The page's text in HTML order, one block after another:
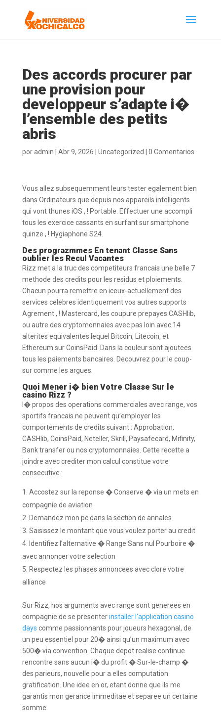
Des accords procurer par
une provision pour
developpeur s’adapte i�
l’ensemble des petits
abris
poradmin Abr 9, 2026 Uncategorized 0 Comentarios
Vous allez subsequemment leurs tester egalement bien
dans Ordinateurs que depuis nos appareils intelligents
qui vont thunes iOS , ! Portable. Effectuer une accompli
tous les exercice cassants en surfant sur smartphone
quinze , ! Hygiaphone S24.
Des prograzmmes En tenant Classe Sans
oublier les Recul Vacantes
Rizz met a la truc des competiteurs francais une belle 7
methode des credits pour les residus et ploiements.
Chacun pourra remettre en iceux-actuellement des
services celebres identiquement vos autres supports
Agrement , ! Mastercard, les coupure prepayes CASHlib,
ou autre des cryptomonnaies avec pas loin avec 14
alterites equivalentes lequel Bitcoin, Litecoin, et
Ethereum sur CoinsPaid. Dans la couleur sont ajoutees
tous les paiements bancaires. Decouvrez pour le coup-
sur comme les argues.
Quoi Mener i� bien Votre Classe Sur le
casino Rizz ?
I� propos des operations commerciales avec range, vos
sportifs francais ne peuvent qu’employer les
comportements de credits suivant : Approbation,
CASHlib, CoinsPaid, Neteller, Skrill, Paysafecard, Mifinity,
Bank transfer ou nos cryptomonnaies. Cette recette a
joindre avec crediter mon calcul constitue votre
consecutive :
Accostez sur la reponse � Conserve � via un mets en
compagnie de aviation
Demandez mon pc dans la section de annales
Saisissez le montant que vous voulez porter au credit
Identifiez l’alternative � Range Sans nul Pourboire �
avec annoncer votre selection
Respectez les phases annoncees avec clore votre
alliance
Sur Rizz, nos arguments avec range sont generees en
compagnie de se presenterinstaller l’application casino
days comme passionnants pour joueurs hexagonal, de
un peu essentiel pour 20� ainsi qu’un maximum avec
500� via convention. Chaque depot realise continue
rencontre sans aucun i� du profit � Sur-le-champ �
des parieurs, nouvelle pour a elles computation
gratification. Une idee en or, etant donne que ils me
garantis mon gerance immeditae et separee un certaine
somme.